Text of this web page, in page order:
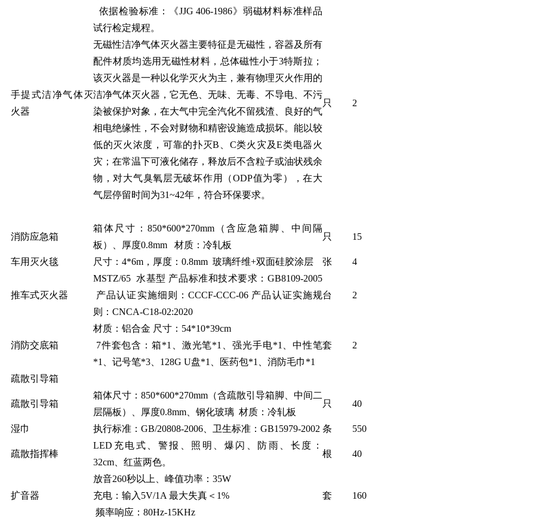
手提式洁净气体灭
火器
依据检验标准：《JJG 406-1986》弱磁材料标准样品
试行检定规程。
无磁性洁净气体灭火器主要特征是无磁性，容器及所有
配件材质均选用无磁性材料，总体磁性小于3特斯拉；
该灭火器是一种以化学灭火为主，兼有物理灭火作用的
洁净气体灭火器，它无色、无味、无毒、不导电、不污
染被保护对象，在大气中完全汽化不留残渣、良好的气
相电绝缘性，不会对财物和精密设施造成损坏。能以较
低的灭火浓度，可靠的扑灭B、C类火灾及E类电器火
灾；在常温下可液化储存，释放后不含粒子或油状残余
物，对大气臭氧层无破坏作用（ODP值为零），在大
气层停留时间为31~42年，符合环保要求。
只 2
消防应急箱
箱体尺寸：850*600*270mm（含应急箱脚、中间隔
板）、厚度0.8mm 材质：冷轧板
只 15
车用灭火毯 尺寸：4*6m，厚度：0.8mm 玻璃纤维+双面硅胶涂层 张 4
推车式灭火器
MSTZ/65 水基型 产品标准和技术要求：GB8109-2005
产品认证实施细则：CCCF-CCC-06 产品认证实施规
则：CNCA-C18-02:2020
台 2
消防交底箱
材质：铝合金 尺寸：54*10*39cm
7件套包含：箱*1、激光笔*1、强光手电*1、中性笔
*1、记号笔*3、128G U盘*1、医药包*1、消防毛巾*1
套 2
疏散引导箱
疏散引导箱
箱体尺寸：850*600*270mm（含疏散引导箱脚、中间二
层隔板）、厚度0.8mm、钢化玻璃 材质：冷轧板
只 40
湿巾 执行标准：GB/20808-2006、卫生标准：GB15979-2002 条 550
疏散指挥棒
LED充电式、警报、照明、爆闪、防雨、长度：
32cm、红蓝两色。
根 40
扩音器
放音260秒以上、峰值功率：35W
充电：输入5V/1A 最大失真＜1%
频率响应：80Hz-15KHz
套 160